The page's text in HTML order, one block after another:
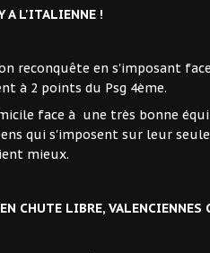
A L'ITALIENNE !
reconquête en s'imposant
à 2 points du Psg 4ème.
face à une très bonne
qui s'imposent sur leur
mieux.
CHUTE LIBRE, VALENCIENNES